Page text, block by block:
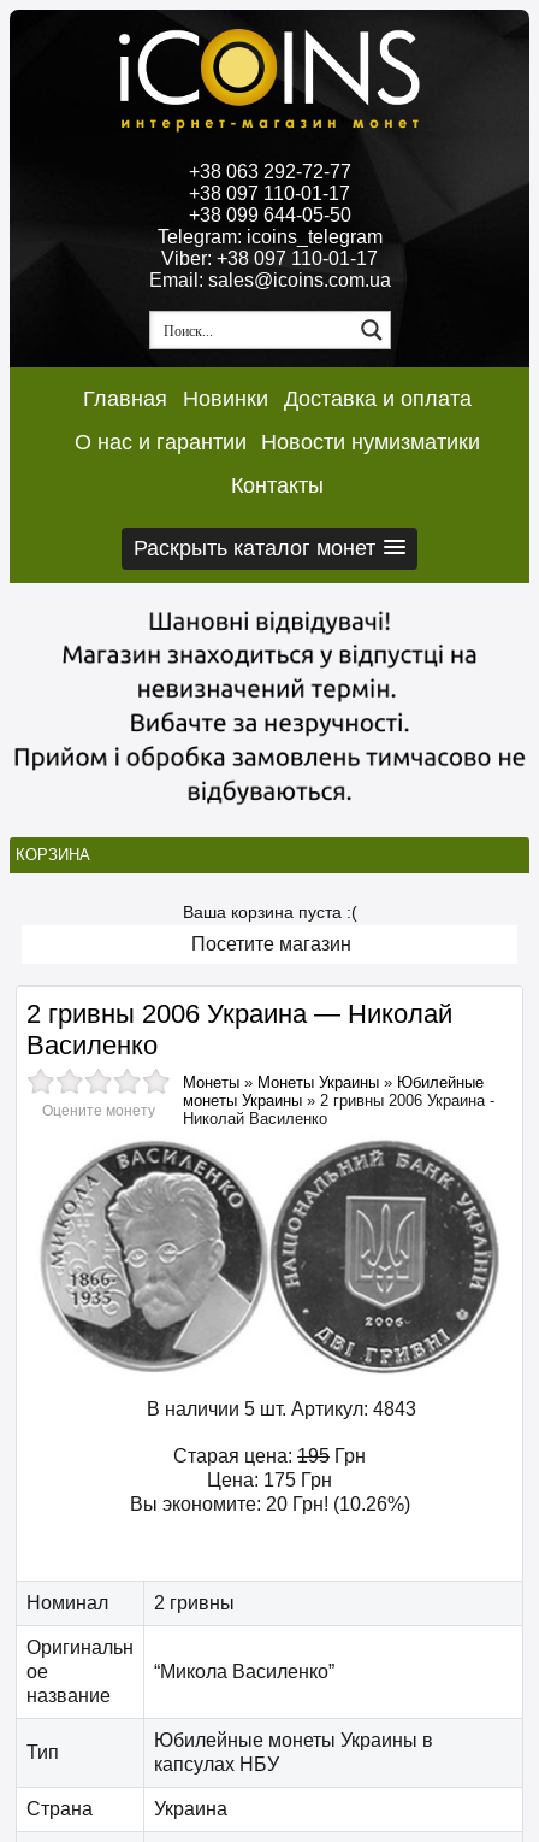
+38 063 292-72-77
+38 097 110-01-17
+38 099 644-05-50
Telegram: icoins_telegram
Viber: +38 097 110-01-17
Email: sales@icoins.com.ua
Главная Новинки
Доставка и оплата
О нас и гарантии
Новости нумизматики
Контакты
Раскрыть каталог монет
КОРЗИНА
Ваша корзина пуста :(
Посетите магазин
2 гривны 2006 Украина — Николай
Василенко
Оцените монету
Монеты » Монеты Украины » Юбилейные
монеты Украины » 2 гривны 2006 Украина -
Николай Василенко
В наличии 5 шт. Артикул: 4843
Старая цена: 195 Грн
Цена: 175 Грн
Вы экономите: 20Грн! (10.26%)
Номинал 2 гривны
Оригинальн
ое
название
“Микола Василенко”
Тип
Юбилейные монеты Украины в
капсулах НБУ
Страна Украина